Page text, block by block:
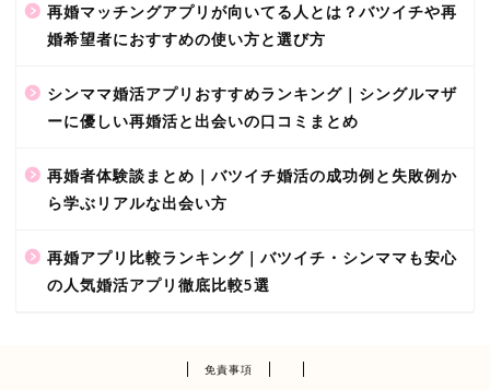
再婚マッチングアプリが向いてる人とは？バツイチや再
婚希望者におすすめの使い方と選び方
シンママ婚活アプリおすすめランキング｜シングルマザ
ーに優しい再婚活と出会いの口コミまとめ
再婚者体験談まとめ｜バツイチ婚活の成功例と失敗例か
ら学ぶリアルな出会い方
再婚アプリ比較ランキング｜バツイチ・シンママも安心
の人気婚活アプリ徹底比較5選
免責事項